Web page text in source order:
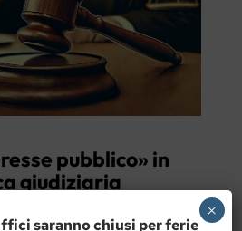
pubblico» in
giudiziaria
la comunicazione delle
saranno chiusi per ferie
×